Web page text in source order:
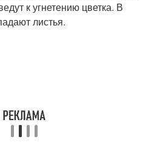
к угнетению цветка. В
листья.